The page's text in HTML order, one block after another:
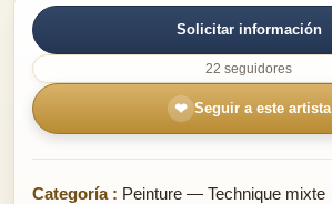
Solicitar información
22 seguidores
❤ Seguir a este artista
Categoría : Peinture — Technique mixte